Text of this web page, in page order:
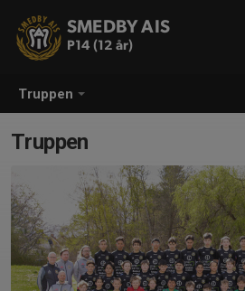
Truppen
SMEDBY AIS
P14 (12 år)
Truppen